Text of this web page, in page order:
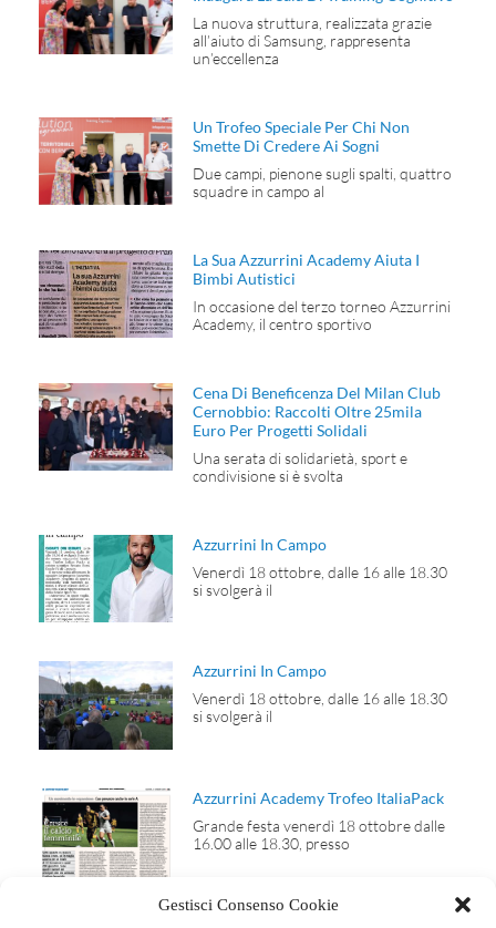
Gestisci Consenso Cookie
La nuova struttura, realizzata grazie
all’aiuto di Samsung, rappresenta
un’eccellenza
Un Trofeo Speciale Per Chi Non
Smette Di Credere Ai Sogni
Due campi, pienone sugli spalti, quattro
squadre in campo al
La Sua Azzurrini Academy Aiuta I
Bimbi Autistici
In occasione del terzo torneo Azzurrini
Academy, il centro sportivo
Cena Di Beneficenza Del Milan Club
Cernobbio: Raccolti Oltre 25mila
Euro Per Progetti Solidali
Una serata di solidarietà, sport e
condivisione si è svolta
Azzurrini In Campo
Venerdì 18 ottobre, dalle 16 alle 18.30
si svolgerà il
Azzurrini In Campo
Venerdì 18 ottobre, dalle 16 alle 18.30
si svolgerà il
Azzurrini Academy Trofeo ItaliaPack
Grande festa venerdì 18 ottobre dalle
16.00 alle 18.30, presso